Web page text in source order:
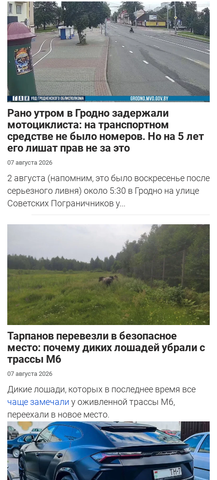
Рано утром в Гродно задержали
мотоциклиста: на транспортном
средстве не было номеров. Но на 5 лет
его лишат прав не за это
07 августа 2026
2 августа (напомним, это было воскресенье после
серьезного ливня) около 5:30 в Гродно на улице
Советских Пограничников у...
Тарпанов перевезли в безопасное
место: почему диких лошадей убрали с
трассы М6
07 августа 2026
Дикие лошади, которых в последнее время все
чаще замечали у оживленной трассы М6,
переехали в новое место.